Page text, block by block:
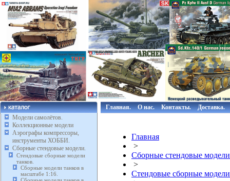
Модели самолётов.
Коллекционные модели
Аэрографы компрессоры,
инструменты ХОББИ.
Сборные стендовые модели.
Стендовые сборные модели
танков.
Сборные модели танков в
масштабе 1:16.
Главная. О нас. Контакты. Доставка.
Главная
>
Сборные стендовые
>
Стендовые сборные